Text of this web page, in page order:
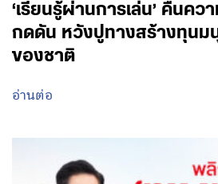
‘เรียนรู้ผ่านการเล่น’ คืนคว
กดดัน หวังปูทางสร้างทุนม
ของชาติ
อ่านต่อ